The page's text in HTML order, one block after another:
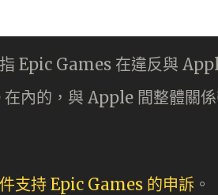
Epic Games 在違反與
內的，與 Apple 間整體關
支持 Epic Games 的申訴 。